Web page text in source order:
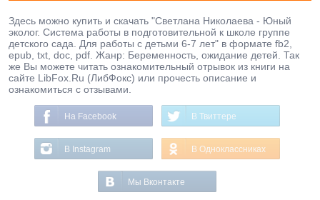
Здесь можно купить и скачать "Светлана Николаева - Юный
эколог. Система работы в подготовительной к школе группе
детского сада. Для работы с детьми 6-7 лет" в формате fb2,
epub, txt, doc, pdf. Жанр: Беременность, ожидание детей. Так
же Вы можете читать ознакомительный отрывок из книги на
сайте LibFox.Ru (ЛибФокс) или прочесть описание и
ознакомиться с отзывами.
На Facebook В Твиттере
В Instagram В Одноклассниках
Мы Вконтакте